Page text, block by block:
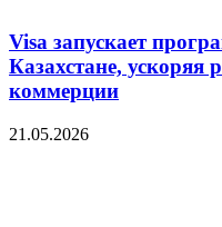
Visa запускает
Казахстане, ускоряя
коммерции
21.05.2026